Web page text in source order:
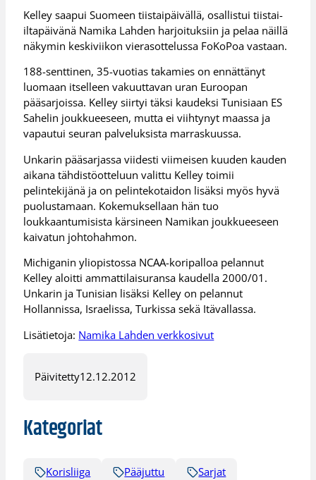
Kelley saapui Suomeen tiistaipäivällä, osallistui tiistai-
iltapäivänä Namika Lahden harjoituksiin ja pelaa näillä
näkymin keskiviikon vierasottelussa FoKoPoa vastaan.
188-senttinen, 35-vuotias takamies on ennättänyt
luomaan itselleen vakuuttavan uran Euroopan
pääsarjoissa. Kelley siirtyi täksi kaudeksi Tunisiaan ES
Sahelin joukkueeseen, mutta ei viihtynyt maassa ja
vapautui seuran palveluksista marraskuussa.
Unkarin pääsarjassa viidesti viimeisen kuuden kauden
aikana tähdistöotteluun valittu Kelley toimii
pelintekijänä ja on pelintekotaidon lisäksi myös hyvä
puolustamaan. Kokemuksellaan hän tuo
loukkaantumisista kärsineen Namikan joukkueeseen
kaivatun johtohahmon.
Michiganin yliopistossa NCAA-koripalloa pelannut
Kelley aloitti ammattilaisuransa kaudella 2000/01.
Unkarin ja Tunisian lisäksi Kelley on pelannut
Hollannissa, Israelissa, Turkissa sekä Itävallassa.
Lisätietoja: Namika Lahden verkkosivut
Päivitetty12.12.2012
Kategoriat
Korisliiga Pääjuttu Sarjat